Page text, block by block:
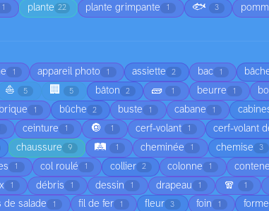
1 plante 22 plante grimpante 1 🐟 3
1 appareil photo 1 assiette 2 bac 1
⛵ 5 🏢 5 bâton 2 🧱 1 beurre 1
brique 1 bûche 2 buste 1 cabane 1
ceinture 1 🔘 1 cerf-volant 1 cerf-volant
chaussure 9 🛤️ 1 cheminée 1 chemise 3
1 col roulé 1 collier 2 colonne 1
1 débris 1 dessin 1 drapeau 1 🧣 1
de salade 1 fil de fer 1 fleur 3 foin 1